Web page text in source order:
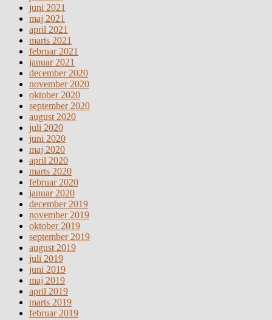
juni 2021
maj 2021
april 2021
marts 2021
februar 2021
januar 2021
december 2020
november 2020
oktober 2020
september 2020
august 2020
juli 2020
juni 2020
maj 2020
april 2020
marts 2020
februar 2020
januar 2020
december 2019
november 2019
oktober 2019
september 2019
august 2019
juli 2019
juni 2019
maj 2019
april 2019
marts 2019
februar 2019